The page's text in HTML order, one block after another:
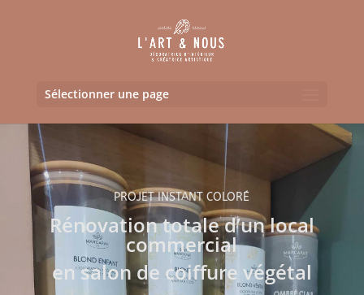
Sélectionner une page
PROJET INSTANT COLORÉ
Rénovation totale d’un local
commercial
en salon de coiffure végétal